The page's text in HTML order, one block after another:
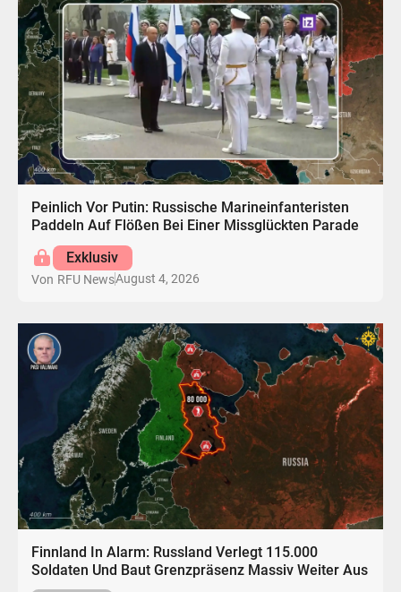
Peinlich Vor Putin: Russische Marineinfanteristen
Paddeln Auf Flößen Bei Einer Missglückten Parade
Exklusiv
Von RFU NewsAugust 4, 2026
Finnland In Alarm: Russland Verlegt 115.000
Soldaten Und Baut Grenzpräsenz Massiv Weiter Aus